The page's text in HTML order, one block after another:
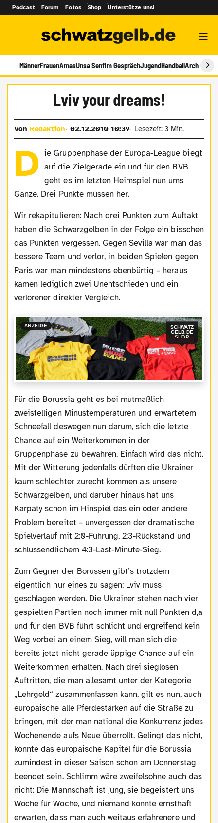
Podcast Forum Fotos Shop Unterstütze uns!
MännerFrauenAmasUnsa SenfIm GesprächJugendHandballArchiv
Lviv your dreams!
VonRedaktion 02.12.2010 10:39 Lesezeit: 3 Min.
D ie Gruppenphase der Europa-League biegt
auf die Zielgerade ein und für den BVB
geht es im letzten Heimspiel nun ums
Ganze. Drei Punkte müssen her.
Wir rekapitulieren: Nach drei Punkten zum Auftakt
haben die Schwarzgelben in der Folge ein bisschen
das Punkten vergessen. Gegen Sevilla war man das
bessere Team und verlor, in beiden Spielen gegen
Paris war man mindestens ebenbürtig – heraus
kamen lediglich zwei Unentschieden und ein
verlorener direkter Vergleich.
ANZEIGE
SCHWATZ
GELB.DE
SHOP
Für die Borussia geht es bei mutmaßlich
zweistelligen Minustemperaturen und erwartetem
Schneefall deswegen nun darum, sich die letzte
Chance auf ein Weiterkommen in der
Gruppenphase zu bewahren. Einfach wird das nicht.
Mit der Witterung jedenfalls dürften die Ukrainer
kaum schlechter zurecht kommen als unsere
Schwarzgelben, und darüber hinaus hat uns
Karpaty schon im Hinspiel das ein oder andere
Problem bereitet – unvergessen der dramatische
Spielverlauf mit 2:0-Führung, 2:3-Rückstand und
schlussendlichem 4:3-Last-Minute-Sieg.
Zum Gegner der Borussen gibt’s trotzdem
eigentlich nur eines zu sagen: Lviv muss
geschlagen werden. Die Ukrainer stehen nach vier
gespielten Partien noch immer mit null Punkten d,a
und für den BVB führt schlicht und ergreifend kein
Weg vorbei an einem Sieg, will man sich die
bereits jetzt nicht gerade üppige Chance auf ein
Weiterkommen erhalten. Nach drei sieglosen
Auftritten, die man allesamt unter der Kategorie
„Lehrgeld“ zusammenfassen kann, gilt es nun, auch
europäische alle Pferdestärken auf die Straße zu
bringen, mit der man national die Konkurrenz jedes
Wochenende aufs Neue überrollt. Gelingt das nicht,
könnte das europäische Kapitel für die Borussia
zumindest in dieser Saison schon am Donnerstag
beendet sein. Schlimm wäre zweifelsohne auch das
nicht: Die Mannschaft ist jung, sie begeistert uns
Woche für Woche, und niemand konnte ernsthaft
erwarten, dass man auch weitaus erfahrenere und